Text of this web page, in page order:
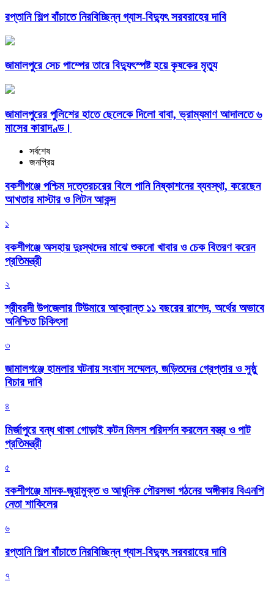
রপ্তানি শিল্প বাঁচাতে নিরবিচ্ছিন্ন গ্যাস-বিদ্যুৎ সরবরাহের দাবি
জামালপুরে সেচ পাম্পের তারে বিদ্যুৎস্পষ্ট হয়ে কৃষকের মৃত্যু
জামালপুরের পুলিশের হাতে ছেলেকে দিলো বাবা, ভ্রাম্যমাণ আদালতে ৬
মাসের কারাদণ্ড।
সর্বশেষ
জনপ্রিয়
বকশীগঞ্জে পশ্চিম দত্তেরচরের বিলে পানি নিষ্কাশনের ব্যবস্থা, করেছেন
আখতার মাস্টার ও লিটন আকন্দ
১
বকশীগঞ্জে অসহায় দুঃস্থদের মাঝে শুকনো খাবার ও চেক বিতরণ করেন
প্রতিমন্ত্রী
২
শ্রীবরদী উপজেলার টিউমারে আক্রান্ত ১১ বছরের রাশেদ, অর্থের অভাবে
অনিশ্চিত চিকিৎসা
৩
জামালগঞ্জে হামলার ঘটনায় সংবাদ সম্মেলন, জড়িতদের গ্রেপ্তার ও সুষ্ঠু
বিচার দাবি
৪
মির্জাপুরে বন্ধ থাকা গোড়াই কটন মিলস পরিদর্শন করলেন বস্ত্র ও পাট
প্রতিমন্ত্রী
৫
বকশীগঞ্জে মাদক-জুয়ামুক্ত ও আধুনিক পৌরসভা গঠনের অঙ্গীকার বিএনপি
নেতা শাকিলের
৬
রপ্তানি শিল্প বাঁচাতে নিরবিচ্ছিন্ন গ্যাস-বিদ্যুৎ সরবরাহের দাবি
৭